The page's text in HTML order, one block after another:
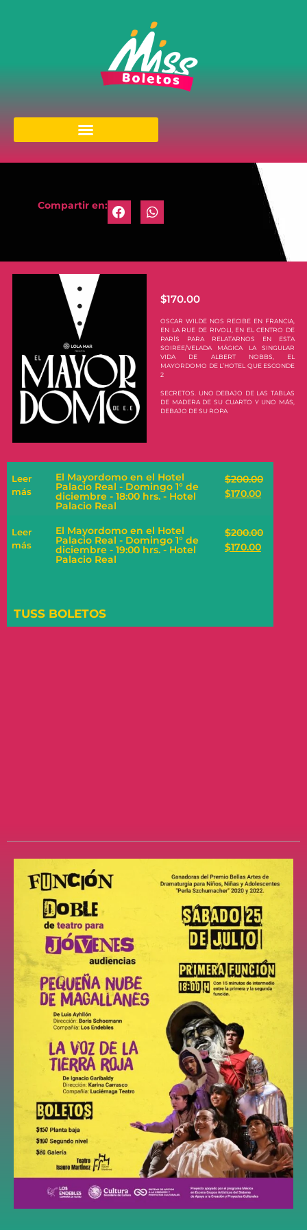
Compartir en:
$170.00
OSCAR WILDE NOS RECIBE EN FRANCIA,
EN LA RUE DE RIVOLI, EN EL CENTRO DE
PARÍS PARA RELATARNOS EN ESTA
SOIREE/VELADA MÁGICA LA SINGULAR
VIDA DE ALBERT NOBBS, EL
MAYORDOMO DE L’HOTEL QUE ESCONDE
2
SECRETOS. UNO DEBAJO DE LAS TABLAS
DE MADERA DE SU CUARTO Y UNO MÁS,
DEBAJO DE SU ROPA
Leer
más
El Mayordomo en el Hotel
Palacio Real - Domingo 1° de
diciembre - 18:00 hrs. - Hotel
Palacio Real
$200.00
$170.00
Leer
más
El Mayordomo en el Hotel
Palacio Real - Domingo 1° de
diciembre - 19:00 hrs. - Hotel
Palacio Real
$200.00
$170.00
TUSS BOLETOS